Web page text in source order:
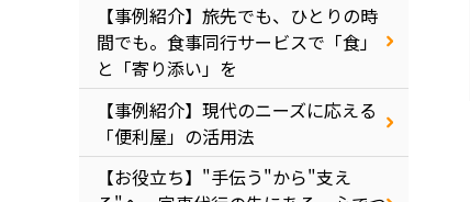
【事例紹介】旅先でも、ひとりの時
間でも。食事同行サービスで「食」
と「寄り添い」を
【事例紹介】現代のニーズに応える
「便利屋」の活用法
【お役立ち】"手伝う"から"支え